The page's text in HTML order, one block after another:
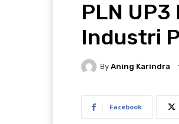
PLN UP3
Industri
By Aning Karindra
Facebook